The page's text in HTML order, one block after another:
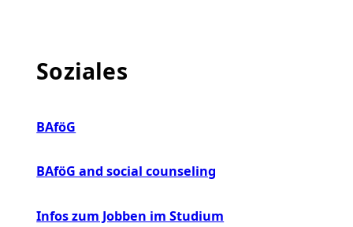
Soziales
BAföG
BAföG and social counseling
Infos zum Jobben im Studium